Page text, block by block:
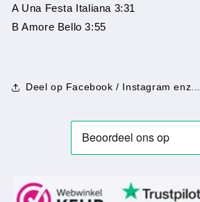
Italiana
Italiana
A Una Festa Italiana 3:31
B Amore Bello 3:55
Deel op Facebook / Instagram enz...